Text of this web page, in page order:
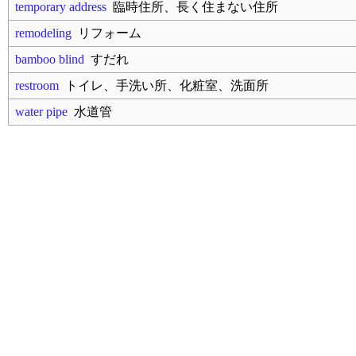
temporary address 臨時住所、長く住まない住所
remodeling リフォーム
bamboo blind すだれ
restroom トイレ、手洗い所、化粧室、洗面所
water pipe 水道管